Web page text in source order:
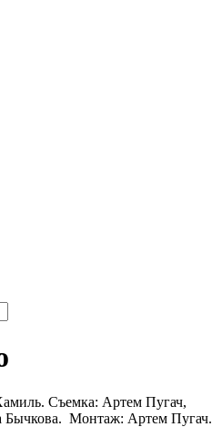
Съемка: Артем Пугач,
Монтаж: Артем Пугач.